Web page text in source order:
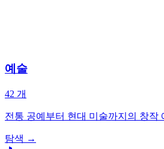
예술
42 개
전통 공예부터 현대 미술까지의 창작
탐색 →